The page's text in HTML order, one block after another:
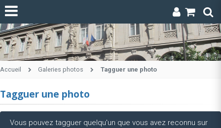
Accueil Galeries photos Tagguer une photo
Tagguer une photo
Vous pouvez tagguer quelqu'un que vous avez reconnu sur